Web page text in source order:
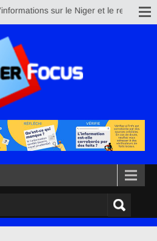
sur le Niger et le reste du